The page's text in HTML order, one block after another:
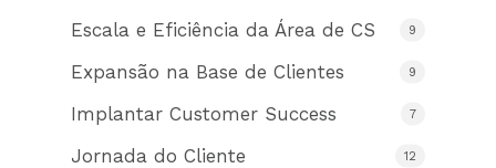
Escala e Eficiência da Área de CS 9
Expansão na Base de Clientes 9
Implantar Customer Success 7
Jornada do Cliente 12